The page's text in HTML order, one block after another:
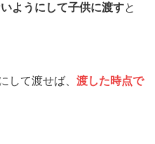
ようにして子供に渡すと
して渡せば、 渡した時点で